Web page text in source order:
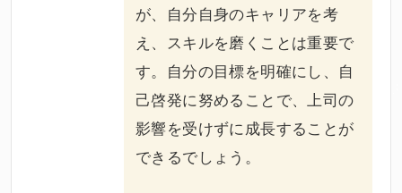
が、自分自身のキャリアを考
え、スキルを磨くことは重要で
す。自分の目標を明確にし、自
己啓発に努めることで、上司の
影響を受けずに成長することが
できるでしょう。